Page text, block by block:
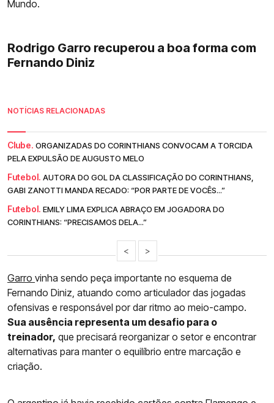
Mundo.
Rodrigo Garro recuperou a boa forma com
Fernando Diniz
NOTÍCIAS RELACIONADAS
Clube. ORGANIZADAS DO CORINTHIANS CONVOCAM A TORCIDA
PELA EXPULSÃO DE AUGUSTO MELO
Futebol. AUTORA DO GOL DA CLASSIFICAÇÃO DO CORINTHIANS,
GABI ZANOTTI MANDA RECADO: “POR PARTE DE VOCÊS...”
Futebol. EMILY LIMA EXPLICA ABRAÇO EM JOGADORA DO
CORINTHIANS: “PRECISAMOS DELA...”
< >
Garro vinha sendo peça importante no esquema de
Fernando Diniz, atuando como articulador das jogadas
ofensivas e responsável por dar ritmo ao meio-campo.
Sua ausência representa um desafio para o
treinador, que precisará reorganizar o setor e encontrar
alternativas para manter o equilíbrio entre marcação e
criação.